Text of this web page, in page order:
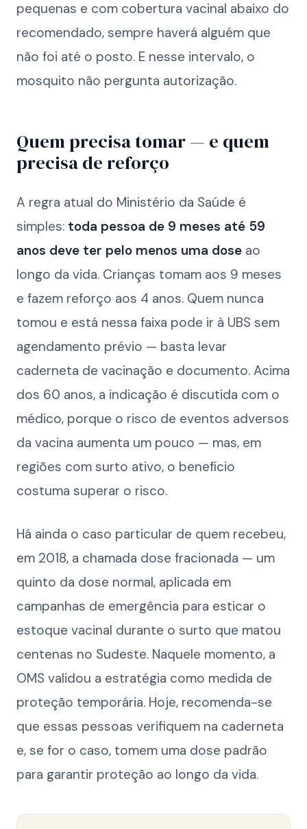
pequenas e com cobertura vacinal abaixo do
recomendado, sempre haverá alguém que
não foi até o posto. E nesse intervalo, o
mosquito não pergunta autorização.
Quem precisa tomar — e quem
precisa de reforço
A regra atual do Ministério da Saúde é
simples: toda pessoa de 9 meses até 59
anos deve ter pelo menos uma dose ao
longo da vida. Crianças tomam aos 9 meses
e fazem reforço aos 4 anos. Quem nunca
tomou e está nessa faixa pode ir à UBS sem
agendamento prévio — basta levar
caderneta de vacinação e documento. Acima
dos 60 anos, a indicação é discutida com o
médico, porque o risco de eventos adversos
da vacina aumenta um pouco — mas, em
regiões com surto ativo, o benefício
costuma superar o risco.
Há ainda o caso particular de quem recebeu,
em 2018, a chamada dose fracionada — um
quinto da dose normal, aplicada em
campanhas de emergência para esticar o
estoque vacinal durante o surto que matou
centenas no Sudeste. Naquele momento, a
OMS validou a estratégia como medida de
proteção temporária. Hoje, recomenda-se
que essas pessoas verifiquem na caderneta
e, se for o caso, tomem uma dose padrão
para garantir proteção ao longo da vida.